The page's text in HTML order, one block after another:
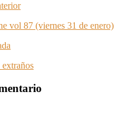
vol 87 (viernes 31 de enero)